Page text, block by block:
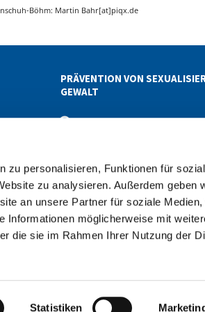
zu personalisieren, Funktionen für
zu analysieren. Außerdem geben
an unsere Partner für soziale Medien,
Informationen möglicherweise mit
die sie im Rahmen Ihrer Nutzung der
Statistiken
Böhm: Martin Bahr[at]piqx.de
PRÄVENTION VON
GEWALT
030 411 19 19
Mitte-Nord • IBAN DE19 1005 0000 4955 1933
Erklärung zur Barrierefreiheit